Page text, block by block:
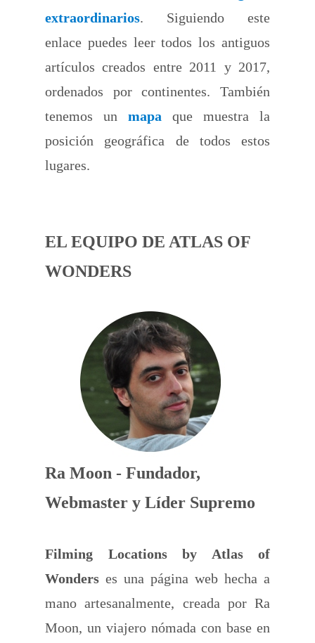
extraordinarios. Siguiendo este
enlace puedes leer todos los antiguos
artículos creados entre 2011 y 2017,
ordenados por continentes. También
tenemos un mapa que muestra la
posición geográfica de todos estos
lugares.
EL EQUIPO DE ATLAS OF
WONDERS
Ra Moon - Fundador,
Webmaster y Líder Supremo
Filming Locations by Atlas of
Wonders es una página web hecha a
mano artesanalmente, creada por Ra
Moon, un viajero nómada con base en